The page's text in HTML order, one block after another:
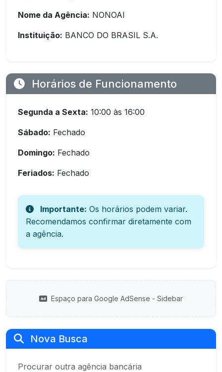
Nome da Agência: NONOAI
Instituição: BANCO DO BRASIL S.A.
Horários de Funcionamento
Segunda a Sexta: 10:00 às 16:00
Sábado: Fechado
Domingo: Fechado
Feriados: Fechado
Importante: Os horários podem variar.
Recomendamos confirmar diretamente com
a agência.
Espaço para Google AdSense - Sidebar
Nova Busca
Procurar outra agência bancária